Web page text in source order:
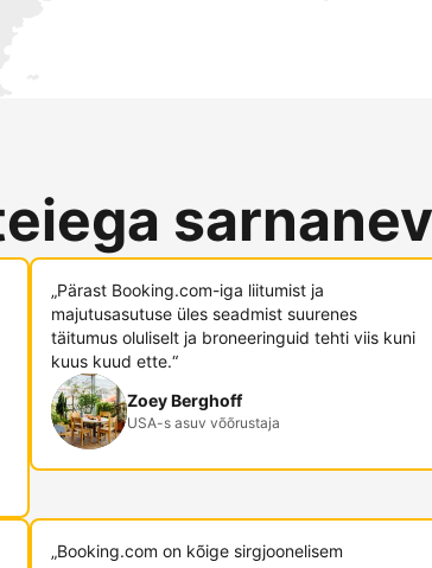
„Pärast Booking.com-iga liitumist ja
majutusasutuse üles seadmist suurenes
täitumus oluliselt ja broneeringuid tehti viis kuni
kuus kuud ette.“
Zoey Berghoff
USA-s asuv võõrustaja
„Booking.com on kõige sirgjoonelisem